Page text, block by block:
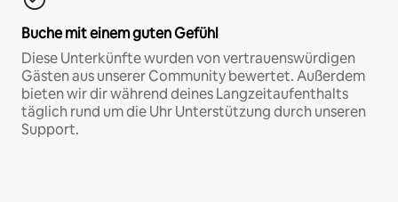
Buche mit einem guten Gefühl
Diese Unterkünfte wurden von vertrauenswürdigen
Gästen aus unserer Community bewertet. Außerdem
bieten wir dir während deines Langzeitaufenthalts
täglich rund um die Uhr Unterstützung durch unseren
Support.